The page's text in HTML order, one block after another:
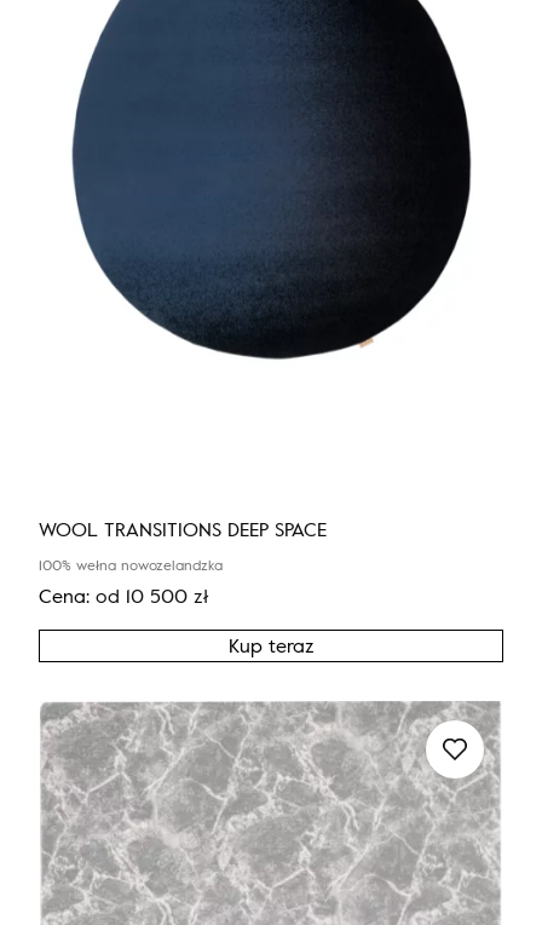
WOOL TRANSITIONS DEEP SPACE
100% wełna nowozelandzka
Cena: od 10 500 zł
Kup teraz